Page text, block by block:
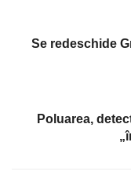
Se redeschide
Poluarea,